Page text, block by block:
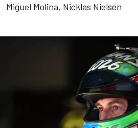
Miguel Molina, Nicklas Nielsen